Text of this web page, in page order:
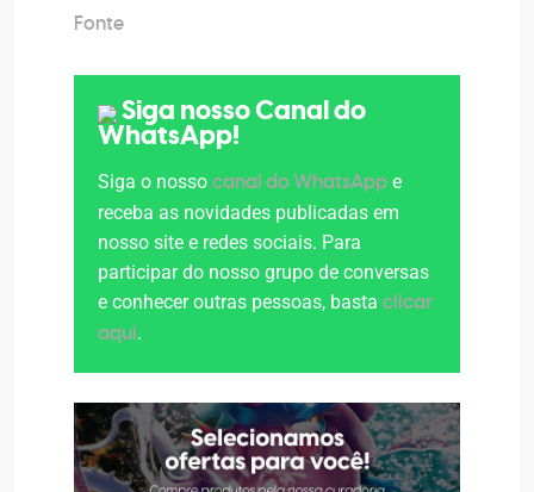
Fonte
Siga nosso Canal do
WhatsApp!
Siga o nosso canal do WhatsApp e
receba as novidades publicadas em
nosso site e redes sociais. Para
participar do nosso grupo de conversas
e conhecer outras pessoas, basta clicar
aqui.